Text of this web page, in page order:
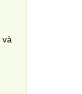
và